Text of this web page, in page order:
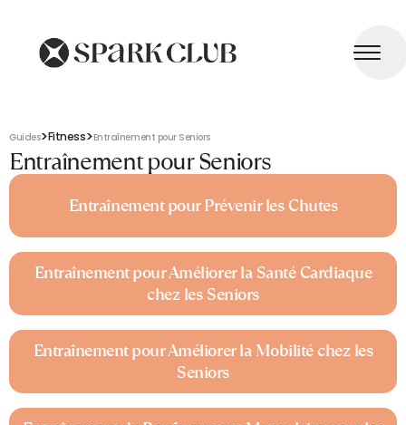
Guides>Fitness>Entraînement pour Seniors
Entraînement pour Seniors
Entraînement pour Prévenir les Chutes
Entraînement pour Améliorer la Santé Cardiaque
chez les Seniors
Entraînement pour Améliorer la Mobilité chez les
Seniors